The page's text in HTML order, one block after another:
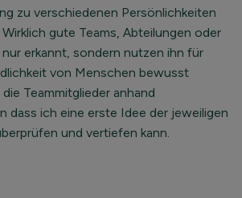
zu verschiedenen Persönlichkeiten
gute Teams, Abteilungen oder
erkannt, sondern nutzen ihn für
von Menschen bewusst
Teammitglieder anhand
dass ich eine erste Idee der jeweiligen
und vertiefen kann.